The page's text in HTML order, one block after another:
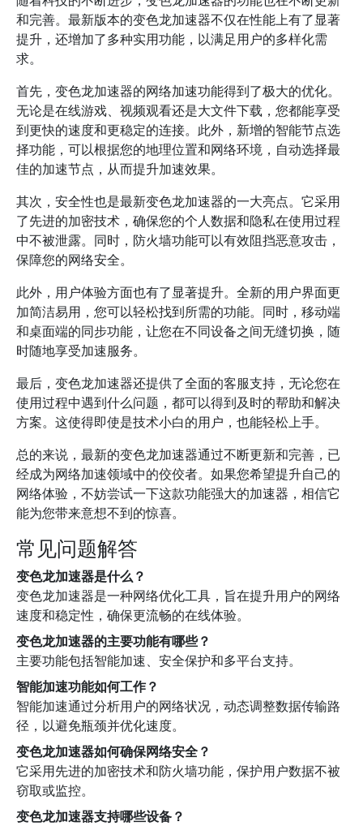
和完善。最新版本的变色龙加速器不仅在性能上有了显著
提升，还增加了多种实用功能，以满足用户的多样化需
求。
首先，变色龙加速器的网络加速功能得到了极大的优化。
无论是在线游戏、视频观看还是大文件下载，您都能享受
到更快的速度和更稳定的连接。此外，新增的智能节点选
择功能，可以根据您的地理位置和网络环境，自动选择最
佳的加速节点，从而提升加速效果。
其次，安全性也是最新变色龙加速器的一大亮点。它采用
了先进的加密技术，确保您的个人数据和隐私在使用过程
中不被泄露。同时，防火墙功能可以有效阻挡恶意攻击，
保障您的网络安全。
此外，用户体验方面也有了显著提升。全新的用户界面更
加简洁易用，您可以轻松找到所需的功能。同时，移动端
和桌面端的同步功能，让您在不同设备之间无缝切换，随
时随地享受加速服务。
最后，变色龙加速器还提供了全面的客服支持，无论您在
使用过程中遇到什么问题，都可以得到及时的帮助和解决
方案。这使得即使是技术小白的用户，也能轻松上手。
总的来说，最新的变色龙加速器通过不断更新和完善，已
经成为网络加速领域中的佼佼者。如果您希望提升自己的
网络体验，不妨尝试一下这款功能强大的加速器，相信它
能为您带来意想不到的惊喜。
常见问题解答
变色龙加速器是什么？
变色龙加速器是一种网络优化工具，旨在提升用户的网络
速度和稳定性，确保更流畅的在线体验。
变色龙加速器的主要功能有哪些？
主要功能包括智能加速、安全保护和多平台支持。
智能加速功能如何工作？
智能加速通过分析用户的网络状况，动态调整数据传输路
径，以避免瓶颈并优化速度。
变色龙加速器如何确保网络安全？
它采用先进的加密技术和防火墙功能，保护用户数据不被
窃取或监控。
变色龙加速器支持哪些设备？